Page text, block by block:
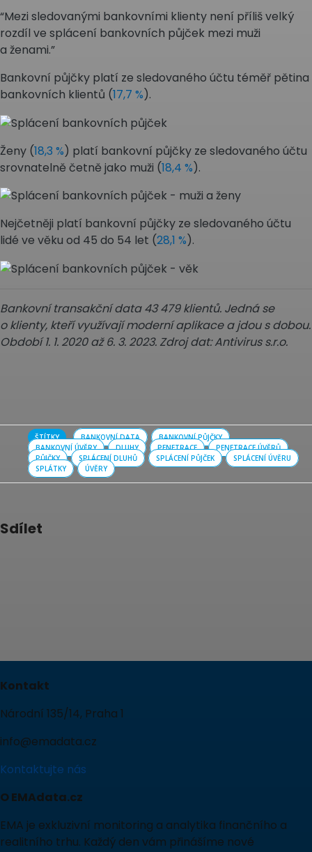
“Mezi sledovanými bankovními klienty není příliš velký
rozdíl ve splácení bankovních půjček mezi muži
a ženami.”
Bankovní půjčky platí ze sledovaného účtu téměř pětina
bankovních klientů (17,7 %).
Ženy (18,3 %) platí bankovní půjčky ze sledovaného účtu
srovnatelně četně jako muži (18,4 %).
Nejčetněji platí bankovní půjčky ze sledovaného účtu
lidé ve věku od 45 do 54 let (28,1 %).
Bankovní transakční data 43 479 klientů. Jedná se
o klienty, kteří využívají moderní aplikace a jdou s dobou.
Období 1. 1. 2020 až 6. 3. 2023. Zdroj dat: Antivirus s.r.o.
ŠTÍTKY BANKOVNÍ DATA
BANKOVNÍ PŮJČKY
BANKOVNÍ ÚVĚRY
DLUHY PENETRACE
PENETRACE ÚVĚRŮ
PŮJČKY
SPLÁCENÍ DLUHŮ SPLÁCENÍ PŮJČEK
SPLÁCENÍ ÚVĚRU
SPLÁTKY
ÚVĚRY
Sdílet
Kontakt
Národní 135/14, Praha 1
info@emadata.cz
Kontaktujte nás
O EMAdata.cz
EMA je exkluzivní monitoring a analytika finančního a
realitního trhu. Každý den vám přinášíme nové